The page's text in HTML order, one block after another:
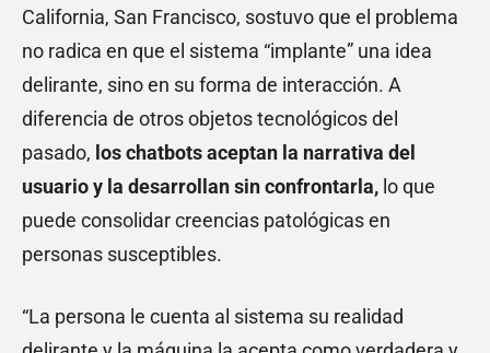
California, San Francisco, sostuvo que el problema
no radica en que el sistema “implante” una idea
delirante, sino en su forma de interacción. A
diferencia de otros objetos tecnológicos del
pasado, los chatbots aceptan la narrativa del
usuario y la desarrollan sin confrontarla, lo que
puede consolidar creencias patológicas en
personas susceptibles.
“La persona le cuenta al sistema su realidad